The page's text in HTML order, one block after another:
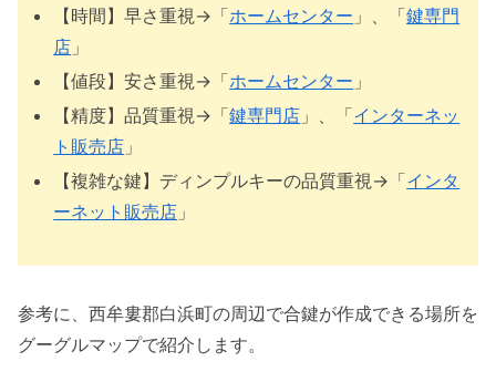
【時間】早さ重視→「ホームセンター 」、「鍵専門
店 」
【値段】安さ重視→「ホームセンター 」
【精度】品質重視→「鍵専門店 」、「インターネッ
ト販売店 」
【複雑な鍵】ディンプルキーの品質重視→「インタ
ーネット販売店 」
参考に、西牟婁郡白浜町の周辺で合鍵が作成できる場所を
グーグルマップで紹介します。